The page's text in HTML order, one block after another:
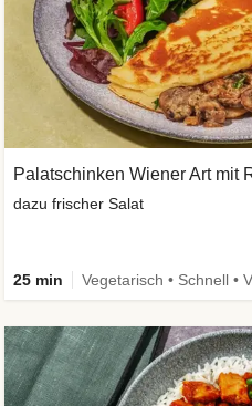
Palatschinken Wiener Art mit
dazu frischer Salat
25 min